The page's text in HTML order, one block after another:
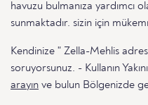
havuzu bulmanıza yardımcı
sunmaktadır. sizin için
Kendinize " Zella-Mehlis
soruyorsunuz. - Kullanın
arayın ve bulun Bölgenizde